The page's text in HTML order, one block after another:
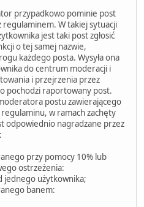
przypadkowo pominie post
W takiej sytuacji
jest taki post zgłosić
o tej samej nazwie,
każdego posta. Wysyła ona
do centrum moderacji i
i przejrzenia przez
pochodzi raportowany post.
postu zawierającego
w ramach zachęty
odpowiednio nagradzane przez
przy pomocy 10% lub
ostrzeżenia:
jednego użytkownika;
banem: